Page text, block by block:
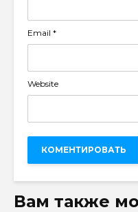
Email *
Website
Вам также